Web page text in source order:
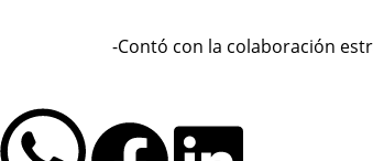
-Contó con la colaboración